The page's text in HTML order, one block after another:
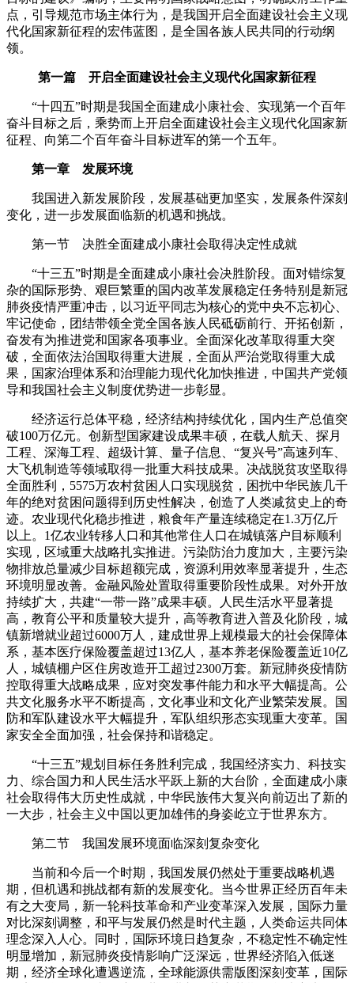
点，引导规范市场主体行为，是我国开启全面建设社会主义现
代化国家新征程的宏伟蓝图，是全国各族人民共同的行动纲
领。
第一篇 开启全面建设社会主义现代化国家新征程
“十四五”时期是我国全面建成小康社会、实现第一个百年
奋斗目标之后，乘势而上开启全面建设社会主义现代化国家新
征程、向第二个百年奋斗目标进军的第一个五年。
第一章 发展环境
我国进入新发展阶段，发展基础更加坚实，发展条件深刻
变化，进一步发展面临新的机遇和挑战。
第一节 决胜全面建成小康社会取得决定性成就
“十三五”时期是全面建成小康社会决胜阶段。面对错综复
杂的国际形势、艰巨繁重的国内改革发展稳定任务特别是新冠
肺炎疫情严重冲击，以习近平同志为核心的党中央不忘初心、
牢记使命，团结带领全党全国各族人民砥砺前行、开拓创新，
奋发有为推进党和国家各项事业。全面深化改革取得重大突
破，全面依法治国取得重大进展，全面从严治党取得重大成
果，国家治理体系和治理能力现代化加快推进，中国共产党领
导和我国社会主义制度优势进一步彰显。
经济运行总体平稳，经济结构持续优化，国内生产总值突
破100万亿元。创新型国家建设成果丰硕，在载人航天、探月
工程、深海工程、超级计算、量子信息、“复兴号”高速列车、
大飞机制造等领域取得一批重大科技成果。决战脱贫攻坚取得
全面胜利，5575万农村贫困人口实现脱贫，困扰中华民族几千
年的绝对贫困问题得到历史性解决，创造了人类减贫史上的奇
迹。农业现代化稳步推进，粮食年产量连续稳定在1.3万亿斤
以上。1亿农业转移人口和其他常住人口在城镇落户目标顺利
实现，区域重大战略扎实推进。污染防治力度加大，主要污染
物排放总量减少目标超额完成，资源利用效率显著提升，生态
环境明显改善。金融风险处置取得重要阶段性成果。对外开放
持续扩大，共建“一带一路”成果丰硕。人民生活水平显著提
高，教育公平和质量较大提升，高等教育进入普及化阶段，城
镇新增就业超过6000万人，建成世界上规模最大的社会保障体
系，基本医疗保险覆盖超过13亿人，基本养老保险覆盖近10亿
人，城镇棚户区住房改造开工超过2300万套。新冠肺炎疫情防
控取得重大战略成果，应对突发事件能力和水平大幅提高。公
共文化服务水平不断提高，文化事业和文化产业繁荣发展。国
防和军队建设水平大幅提升，军队组织形态实现重大变革。国
家安全全面加强，社会保持和谐稳定。
“十三五”规划目标任务胜利完成，我国经济实力、科技实
力、综合国力和人民生活水平跃上新的大台阶，全面建成小康
社会取得伟大历史性成就，中华民族伟大复兴向前迈出了新的
一大步，社会主义中国以更加雄伟的身姿屹立于世界东方。
第二节 我国发展环境面临深刻复杂变化
当前和今后一个时期，我国发展仍然处于重要战略机遇
期，但机遇和挑战都有新的发展变化。当今世界正经历百年未
有之大变局，新一轮科技革命和产业变革深入发展，国际力量
对比深刻调整，和平与发展仍然是时代主题，人类命运共同体
理念深入人心。同时，国际环境日趋复杂，不稳定性不确定性
明显增加，新冠肺炎疫情影响广泛深远，世界经济陷入低迷
期，经济全球化遭遇逆流，全球能源供需版图深刻变革，国际